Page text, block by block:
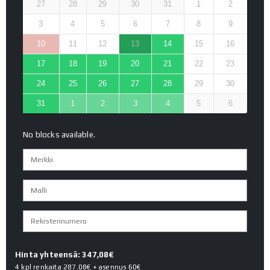
27 28 29 30 31 1 2
3 4 5 6 7 8 9
10 11 12 13 14 15 16
17 18 19 20 21 22 23
24 25 26 27 28 29 30
31 1 2 3 4 5 6
No blocks available.
Hinta yhteensä: 347,08€
4 kpl renkaita 287.08€ + asennus 60€